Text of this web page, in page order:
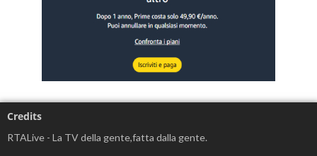
Credits
RTALive - La TV della gente,fatta dalla gente.